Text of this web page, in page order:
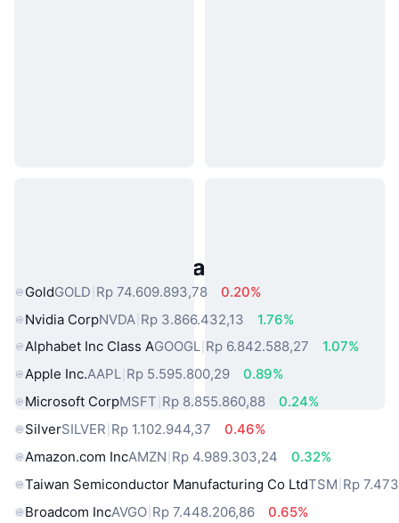
Aset Dunia Nyata Populer
GoldGOLD Rp 74.609.893,78
0.20%
Nvidia CorpNVDA Rp 3.866.432,13
1.76%
Alphabet Inc Class AGOOGL Rp 6.842.588,27
1.07%
Apple Inc.AAPL Rp 5.595.800,29
0.89%
Microsoft CorpMSFT Rp 8.855.860,88
0.24%
SilverSILVER Rp 1.102.944,37
0.46%
Amazon.com IncAMZN Rp 4.989.303,24
0.32%
Taiwan Semiconductor Manufacturing Co LtdTSM Rp
Broadcom IncAVGO Rp 7.448.206,86 0.65%